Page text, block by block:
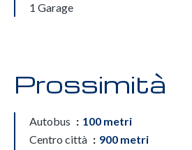
1 Garage
Prossimità
Autobus
100 metri
Centro città
900 metri